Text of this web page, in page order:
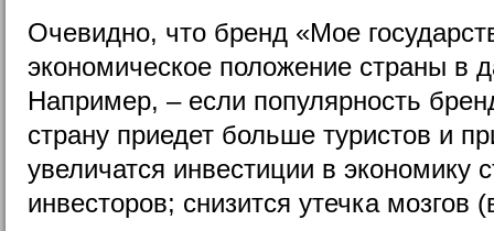
Очевидно, что бренд «Мое
экономическое положение страны в
Например, – если популярность
страну приедет больше туристов и
увеличатся инвестиции в экономику
инвесторов; снизится утечка мозгов